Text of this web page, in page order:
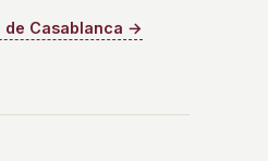
de Casablanca →